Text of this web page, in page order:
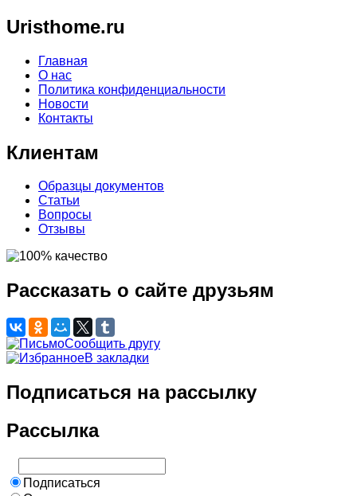
Uristhome.ru
Главная
О нас
Политика конфиденциальности
Новости
Контакты
Клиентам
Образцы документов
Статьи
Вопросы
Отзывы
Рассказать о сайте друзьям
Сообщить другу
В закладки
Подписаться на рассылку
Рассылка
Подписаться